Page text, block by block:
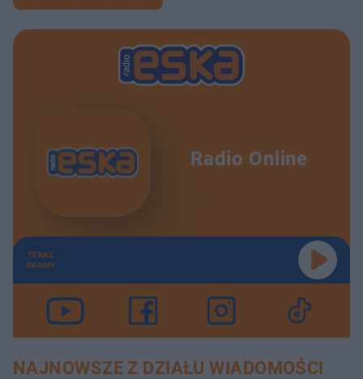
Radio Online
TERAZ
GRAMY
NAJNOWSZE Z DZIAŁU WIADOMOŚCI